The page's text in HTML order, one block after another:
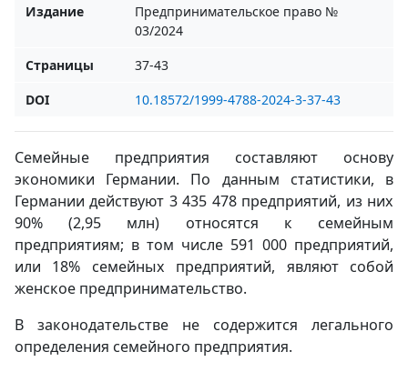
Издание
Предпринимательское право №
03/2024
Страницы
37-43
DOI
10.18572/1999-4788-2024-3-37-43
Семейные предприятия составляют основу
экономики Германии. По данным статистики, в
Германии действуют 3 435 478 предприятий, из них
90% (2,95 млн) относятся к семейным
предприятиям; в том числе 591 000 предприятий,
или 18% семейных предприятий, являют собой
женское предпринимательство.
В законодательстве не содержится легального
определения семейного предприятия.